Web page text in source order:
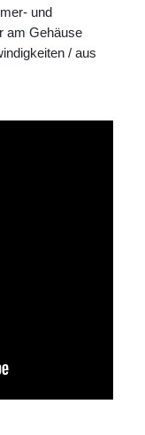
und
am Gehäuse
/ aus